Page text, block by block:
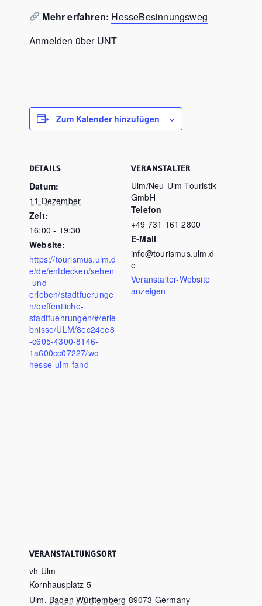
Mehr erfahren: HesseBesinnungsweg
Anmelden über UNT
Zum Kalender hinzufügen
DETAILS
Datum:
11 Dezember
Zeit:
16:00 - 19:30
Website:
https://tourismus.ulm.d
e/de/entdecken/sehen
-und-
erleben/stadtfuerunge
n/oeffentliche-
stadtfuehrungen/#/erle
bnisse/ULM/8ec24ee8
-c605-4300-8146-
1a600cc07227/wo-
hesse-ulm-fand
VERANSTALTER
Ulm/Neu‑Ulm Touristik
GmbH
Telefon
+49 731 161 2800
E-Mail
info@tourismus.ulm.d
e
Veranstalter-Website
anzeigen
VERANSTALTUNGSORT
vh Ulm
Kornhausplatz 5
Ulm, Baden Württemberg 89073 Germany